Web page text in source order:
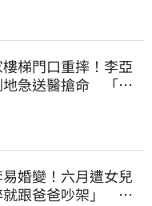
梯門口重摔！李亞
地急送醫搶命 「最
婚變！六月遭女兒
就跟爸爸吵架」 她